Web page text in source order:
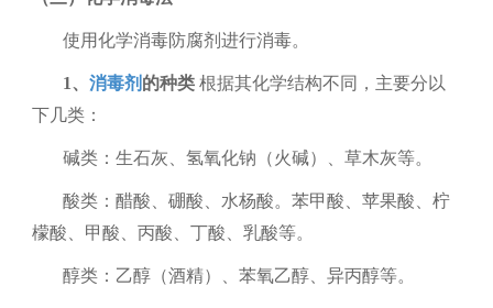
使用化学消毒防腐剂进行消毒。
1、消毒剂 的种类 根据其化学结构不同，主要分以
下几类：
碱类：生石灰、氢氧化钠（火碱）、草木灰等。
酸类：醋酸、硼酸、水杨酸。苯甲酸、苹果酸、柠
檬酸、甲酸、丙酸、丁酸、乳酸等。
醇类：乙醇（酒精）、苯氧乙醇、异丙醇等。